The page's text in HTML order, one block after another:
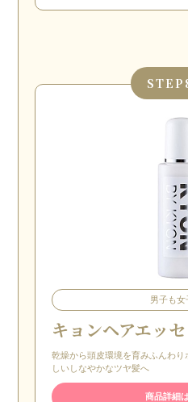
STEP
男子も女
キョンヘアエッ
乾燥から頭皮環境を育みふんわ
しいしなやかなツヤ髪へ
商品詳細